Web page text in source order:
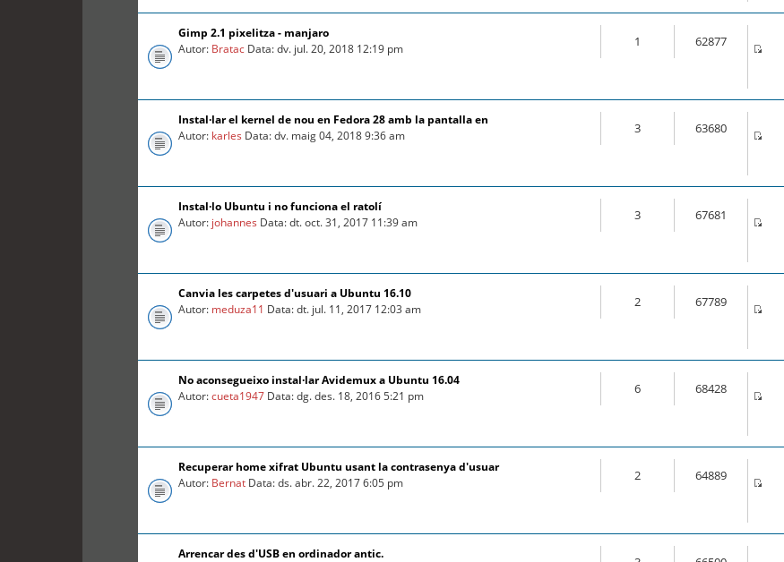
Gimp 2.1 pixelitza - manjaro
Autor: Bratac Data: dv. jul. 20, 2018 12:19 pm 1 62877
Instal·lar el kernel de nou en Fedora 28 amb la pantalla en
Autor: karles Data: dv. maig 04, 2018 9:36 am 3 63680
Instal·lo Ubuntu i no funciona el ratolí
Autor: johannes Data: dt. oct. 31, 2017 11:39 am 3 67681
Canvia les carpetes d'usuari a Ubuntu 16.10
Autor: meduza11 Data: dt. jul. 11, 2017 12:03 am 2 67789
No aconsegueixo instal·lar Avidemux a Ubuntu 16.04
Autor:cueta1947 Data: dg. des. 18, 2016 5:21 pm 6 68428
Recuperar home xifrat Ubuntu usant la contrasenya d'usuar
Autor: Bernat Data: ds. abr. 22, 2017 6:05 pm 2 64889
Arrencar des d'USB en ordinador antic.